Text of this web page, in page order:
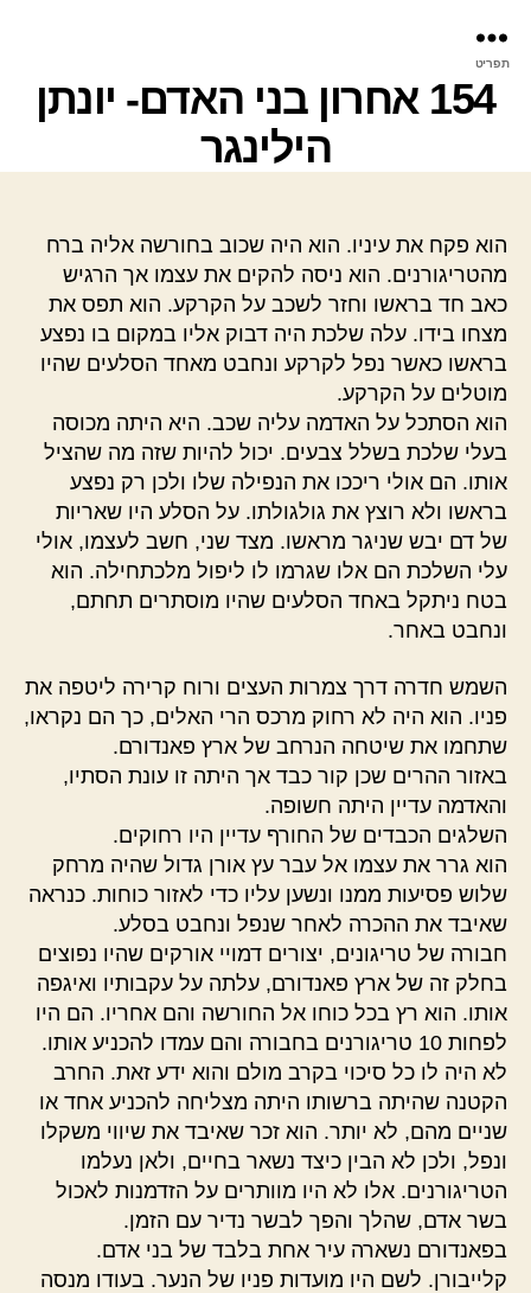
תפריט
154 אחרון בני האדם- יונתן
הילינגר
הוא פקח את עיניו. הוא היה שכוב בחורשה אליה ברח
מהטריגורנים. הוא ניסה להקים את עצמו אך הרגיש
כאב חד בראשו וחזר לשכב על הקרקע. הוא תפס את
מצחו בידו. עלה שלכת היה דבוק אליו במקום בו נפצע
בראשו כאשר נפל לקרקע ונחבט מאחד הסלעים שהיו
מוטלים על הקרקע.
הוא הסתכל על האדמה עליה שכב. היא היתה מכוסה
בעלי שלכת בשלל צבעים. יכול להיות שזה מה שהציל
אותו. הם אולי ריככו את הנפילה שלו ולכן רק נפצע
בראשו ולא רוצץ את גולגולתו. על הסלע היו שאריות
של דם יבש שניגר מראשו. מצד שני, חשב לעצמו, אולי
עלי השלכת הם אלו שגרמו לו ליפול מלכתחילה. הוא
בטח ניתקל באחד הסלעים שהיו מוסתרים תחתם,
ונחבט באחר.
השמש חדרה דרך צמרות העצים ורוח קרירה ליטפה את
פניו. הוא היה לא רחוק מרכס הרי האלים, כך הם נקראו,
שתחמו את שיטחה הנרחב של ארץ פאנדורם.
באזור ההרים שכן קור כבד אך היתה זו עונת הסתיו,
והאדמה עדיין היתה חשופה.
השלגים הכבדים של החורף עדיין היו רחוקים.
הוא גרר את עצמו אל עבר עץ אורן גדול שהיה מרחק
שלוש פסיעות ממנו ונשען עליו כדי לאזור כוחות. כנראה
שאיבד את ההכרה לאחר שנפל ונחבט בסלע.
חבורה של טריגונים, יצורים דמויי אורקים שהיו נפוצים
בחלק זה של ארץ פאנדורם, עלתה על עקבותיו ואיגפה
אותו. הוא רץ בכל כוחו אל החורשה והם אחריו. הם היו
לפחות 10 טריגורנים בחבורה והם עמדו להכניע אותו.
לא היה לו כל סיכוי בקרב מולם והוא ידע זאת. החרב
הקטנה שהיתה ברשותו היתה מצליחה להכניע אחד או
שניים מהם, לא יותר. הוא זכר שאיבד את שיווי משקלו
ונפל, ולכן לא הבין כיצד נשאר בחיים, ולאן נעלמו
הטריגורנים. אלו לא היו מוותרים על הזדמנות לאכול
בשר אדם, שהלך והפך לבשר נדיר עם הזמן.
בפאנדורם נשארה עיר אחת בלבד של בני אדם.
קלייבורן. לשם היו מועדות פניו של הנער. בעודו מנסה